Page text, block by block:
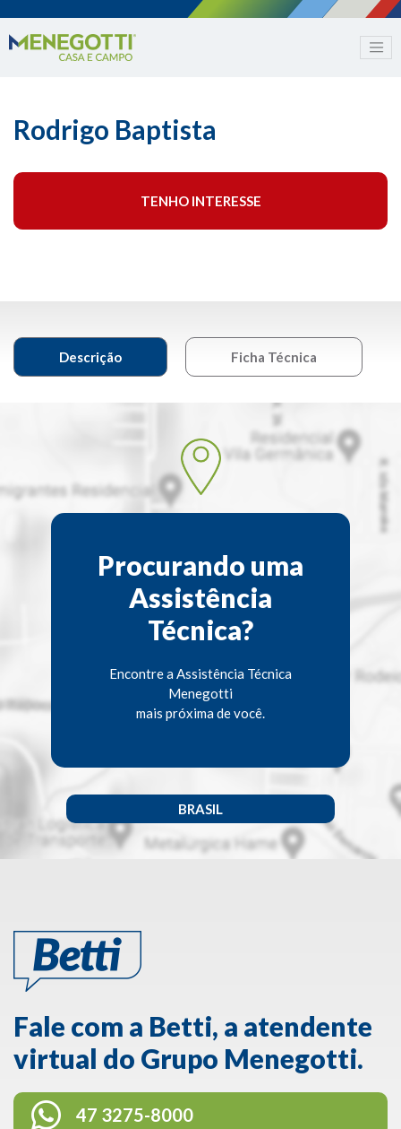
Rodrigo Baptista
TENHO INTERESSE
Descrição Ficha Técnica
Procurando uma
Assistência
Técnica?
Encontre a Assistência Técnica
Menegotti
mais próxima de você.
BRASIL
Fale com a Betti, a atendente
virtual do Grupo Menegotti.
47 3275-8000